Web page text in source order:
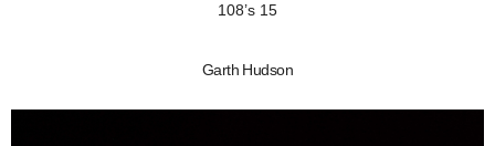
108’s 15
Garth Hudson